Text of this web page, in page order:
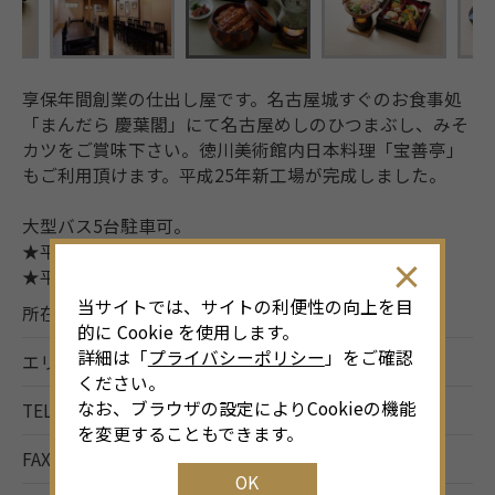
享保年間創業の仕出し屋です。名古屋城すぐのお食事処
「まんだら 慶葉閣」にて名古屋めしのひつまぶし、みそ
カツをご賞味下さい。徳川美術館内日本料理「宝善亭」
もご利用頂けます。平成25年新工場が完成しました。
大型バス5台駐車可。
★平成2年 食品衛生優良施設厚生大臣賞受賞
★平成15年 ISO9001：2000QMS認証取得
所在地
名古屋市西区浅間1-1-19
エリア
西部
TEL
052-571-0417
FAX
052-571-0416
当サイトでは、サイトの利便性の向上を目
的に Cookie を使用します。
詳細は「プライバシーポリシー 」をご確認
ください。
なお、ブラウザの設定によりCookieの機能
を変更することもできます。
OK